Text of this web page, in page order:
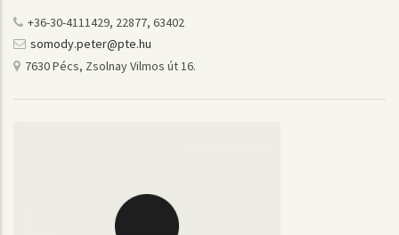
+36-30-4111429, 22877, 63402
somody.peter@pte.hu
7630 Pécs, Zsolnay Vilmos út 16.